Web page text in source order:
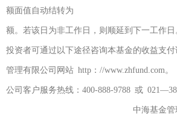
额面值自动结转为 第 2页
额。若该日为非工作日，则顺延到下一工
投资者可通过以下途径咨询本基金的收益
管理有限公司网站 http：//
公司客户服务热线：400-888-9788
中海基金管理